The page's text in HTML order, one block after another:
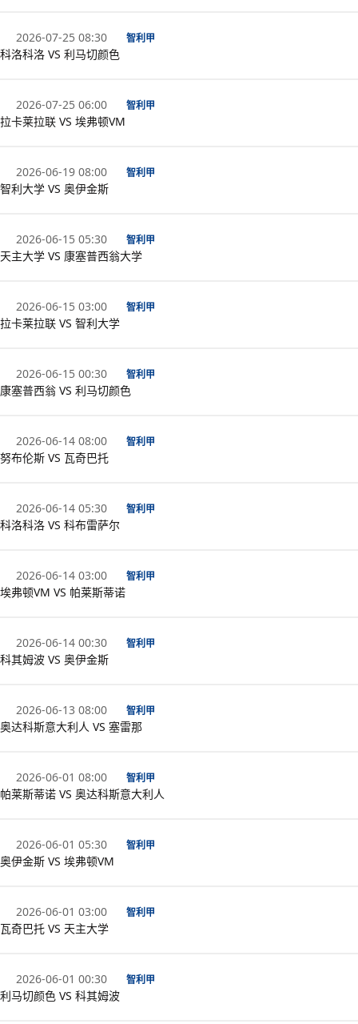
2026-07-25 08:30 智利甲
科洛科洛 VS 利马切颜色
2026-07-25 06:00 智利甲
拉卡莱拉联 VS 埃弗顿VM
2026-06-19 08:00 智利甲
智利大学 VS 奥伊金斯
2026-06-15 05:30 智利甲
天主大学 VS 康塞普西翁大学
2026-06-15 03:00 智利甲
拉卡莱拉联 VS 智利大学
2026-06-15 00:30 智利甲
康塞普西翁 VS 利马切颜色
2026-06-14 08:00 智利甲
努布伦斯 VS 瓦奇巴托
2026-06-14 05:30 智利甲
科洛科洛 VS 科布雷萨尔
2026-06-14 03:00 智利甲
埃弗顿VM VS 帕莱斯蒂诺
2026-06-14 00:30 智利甲
科其姆波 VS 奥伊金斯
2026-06-13 08:00 智利甲
奥达科斯意大利人 VS 塞雷那
2026-06-01 08:00 智利甲
帕莱斯蒂诺 VS 奥达科斯意大利人
2026-06-01 05:30 智利甲
奥伊金斯 VS 埃弗顿VM
2026-06-01 03:00 智利甲
瓦奇巴托 VS 天主大学
2026-06-01 00:30 智利甲
利马切颜色 VS 科其姆波